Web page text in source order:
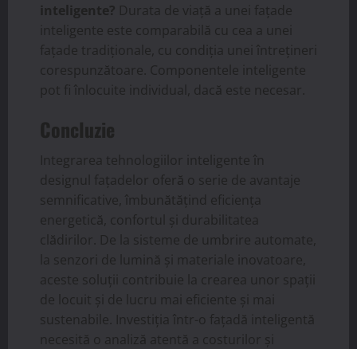
inteligente? Durata de viață a unei fațade
inteligente este comparabilă cu cea a unei
fațade tradiționale, cu condiția unei întrețineri
corespunzătoare. Componentele inteligente
pot fi înlocuite individual, dacă este necesar.
Concluzie
Integrarea tehnologiilor inteligente în
designul fațadelor oferă o serie de avantaje
semnificative, îmbunătățind eficiența
energetică, confortul și durabilitatea
clădirilor. De la sisteme de umbrire automate,
la senzori de lumină și materiale inovatoare,
aceste soluții contribuie la crearea unor spații
de locuit și de lucru mai eficiente și mai
sustenabile. Investiția într-o fațadă inteligentă
necesită o analiză atentă a costurilor și